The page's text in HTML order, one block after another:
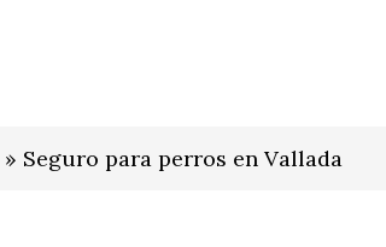
» Seguro para perros en Vallada